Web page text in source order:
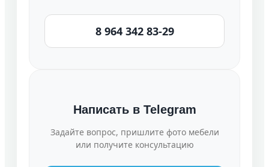
8 964 342 83-29
Написать в Telegram
Задайте вопрос, пришлите фото мебели
или получите консультацию